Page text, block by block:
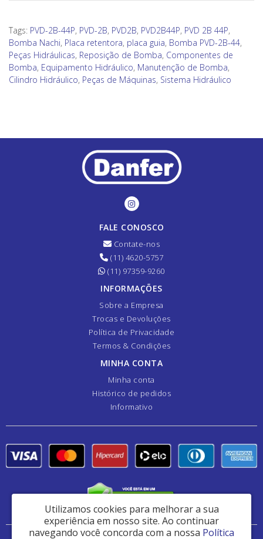
Tags: PVD-2B-44P, PVD-2B, PVD2B, PVD2B44P, PVD 2B 44P,
Bomba Nachi, Placa retentora, placa guia, Bomba PVD-2B-44,
Peças Hidráulicas, Reposição de Bomba, Componentes de
Bomba, Equipamento Hidráulico, Manutenção de Bomba,
Cilindro Hidráulico, Peças de Máquinas, Sistema Hidráulico
FALE CONOSCO
Contate-nos
(11) 4620-5757
(11) 97359-9260
INFORMAÇÕES
Sobre a Empresa
Trocas e Devoluções
Política de Privacidade
Termos & Condições
MINHA CONTA
Minha conta
Histórico de pedidos
Informativo
Danfer Componentes e Manutenção de Peças Ltda - CNPJ: 44.382.461/0001-41
Utilizamos cookies para melhorar a sua
experiência em nosso site. Ao continuar
navegando você concorda com a nossa Política